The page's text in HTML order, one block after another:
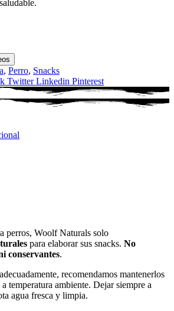
, Perro, Snacks
Twitter Linkedin Pinterest
perros, Woolf Naturals solo
para elaborar sus snacks. No
conservantes.
recomendamos mantenerlos
temperatura ambiente. Dejar siempre a
agua fresca y limpia.